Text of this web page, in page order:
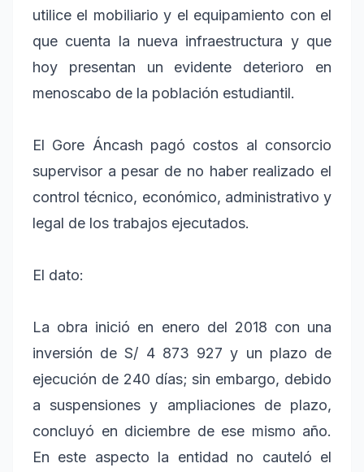
utilice el mobiliario y el equipamiento con el
que cuenta la nueva infraestructura y que
hoy presentan un evidente deterioro en
menoscabo de la población estudiantil.
El Gore Áncash pagó costos al consorcio
supervisor a pesar de no haber realizado el
control técnico, económico, administrativo y
legal de los trabajos ejecutados.
El dato:
La obra inició en enero del 2018 con una
inversión de S/ 4 873 927 y un plazo de
ejecución de 240 días; sin embargo, debido
a suspensiones y ampliaciones de plazo,
concluyó en diciembre de ese mismo año.
En este aspecto la entidad no cauteló el